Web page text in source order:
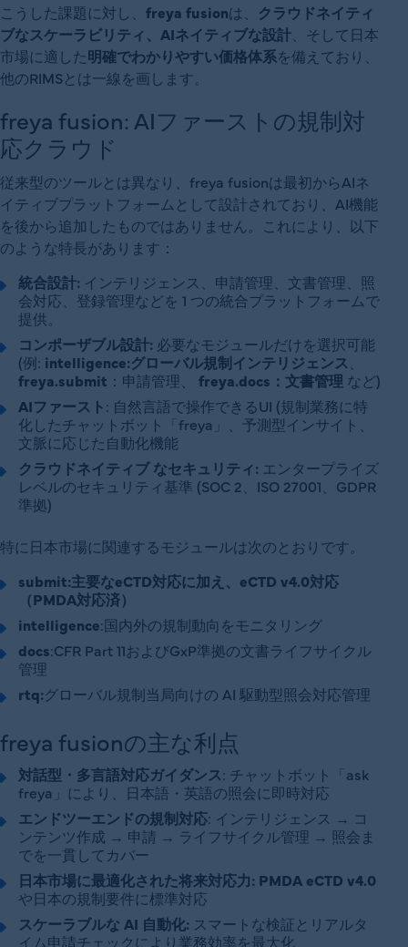
こうした課題に対し、 freya fusionは、 クラウドネイティ
ブなスケーラビリティ、AIネイティブな設計 、そして日本
市場に適した明確でわかりやすい価格体系を備えており、
他のRIMSとは一線を画します。
freya fusion: AIファーストの規制対
応クラウド
従来型のツールとは異なり、freya fusionは最初からAIネ
イティブプラットフォームとして設計されており、AI機能
を後から追加したものではありません。これにより、以下
のような特長があります：
統合設計: インテリジェンス、申請管理、文書管理、照
会対応、登録管理などを 1 つの統合プラットフォームで
提供。
コンポーザブル設計: 必要なモジュールだけを選択可能
(例: intelligence:グローバル規制インテリジェンス
freya.submit ：申請管理、 freya.docs：文書管理 など)
AIファースト: 自然言語で操作できるUI (規制業務に特
化したチャットボット「freya」、予測型インサイト、
文脈に応じた自動化機能
クラウドネイティブ なセキュリティ: エンタープライズ
レベルのセキュリティ基準 (SOC 2、ISO 27001、GDPR
準拠)
特に日本市場に関連するモジュールは次のとおりです。
submit:主要なeCTD対応に加え、eCTD v4.0対応
（PMDA対応済）
intelligence:国内外の規制動向をモニタリング
docs:CFR Part 11およびGxP準拠の文書ライフサイクル
管理
rtq:グローバル規制当局向けの AI 駆動型照会対応管理
freya fusionの主な利点
対話型・多言語対応ガイダンス: チャットボット「ask
freya」により、日本語・英語の照会に即時対応
エンドツーエンドの規制対応: インテリジェンス → コ
ンテンツ作成 → 申請 → ライフサイクル管理 → 照会ま
でを一貫してカバー
日本市場に最適化された将来対応力: PMDA eCTD v4.0
や日本の規制要件に標準対応
スケーラブルな AI 自動化: スマートな検証とリアルタ
イム申請チェックにより業務効率を最大化